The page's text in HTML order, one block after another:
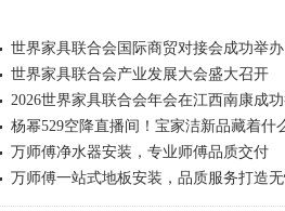
世界家具联合会国际商贸对接会成功举办
世界家具联合会产业发展大会盛大召开
2026世界家具联合会年会在江西南康成
杨幂529空降直播间！宝家洁新品藏着什
万师傅净水器安装，专业师傅品质交付
万师傅一站式地板安装，品质服务打造